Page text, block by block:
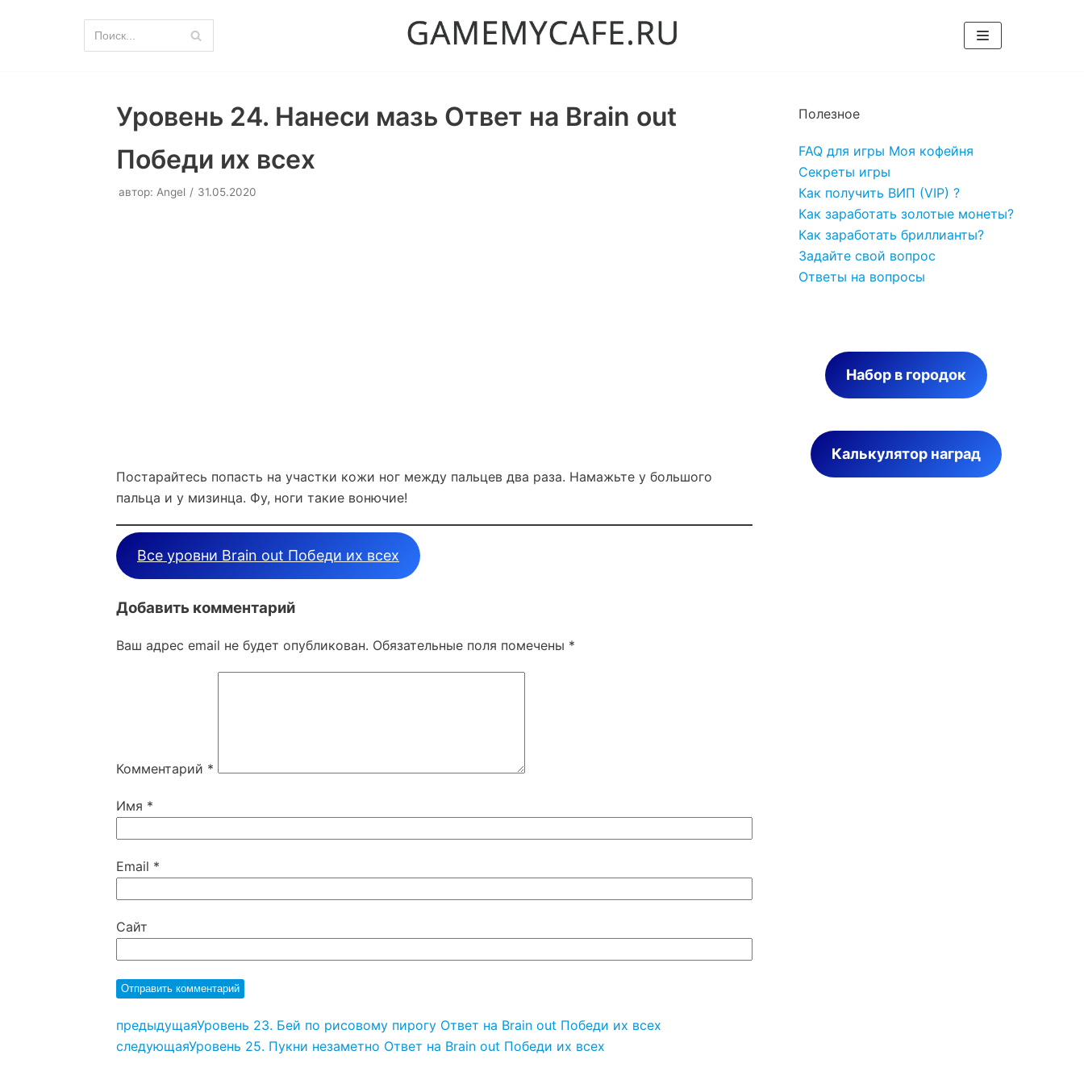
Уровень 24. Нанеси мазь Ответ на Brain out
Победи их всех
автор: Angel 31.05.2020
Постарайтесь попасть на участки кожи ног между пальцев два раза. Намажьте у большого
пальца и у мизинца. Фу, ноги такие вонючие!
Все уровни Brain out Победи их всех
Добавить комментарий
Ваш адрес email не будет опубликован. Обязательные поля помечены *
Комментарий *
Имя *
Email *
Сайт
предыдущаяУровень 23. Бей по рисовому пирогу Ответ на Brain out Победи их всех
следующаяУровень 25. Пукни незаметно Ответ на Brain out Победи их всех
Полезное
FAQ для игры Моя кофейня
Секреты игры
Как получить ВИП (VIP) ?
Как заработать золотые монеты?
Как заработать бриллианты?
Задайте свой вопрос
Ответы на вопросы
Набор в городок
Калькулятор наград